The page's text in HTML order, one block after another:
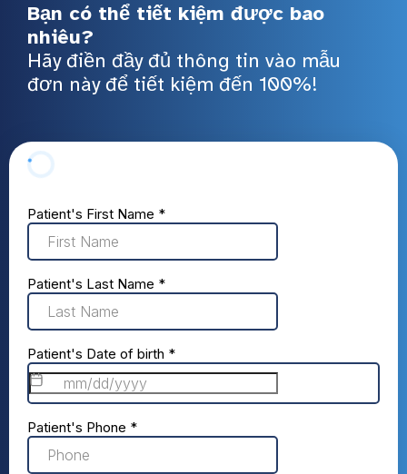
Bạn có thể tiết kiệm được bao
nhiêu?
Hãy điền đầy đủ thông tin vào mẫu
đơn này để tiết kiệm đến 100%!